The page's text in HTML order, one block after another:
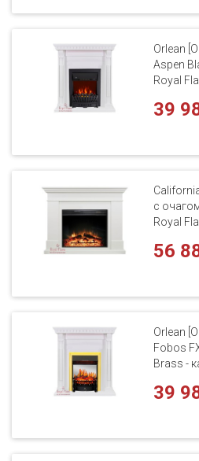
Orlean
Aspen
Royal
39
с
Royal
56
Orlean
Fobos
Brass -
39